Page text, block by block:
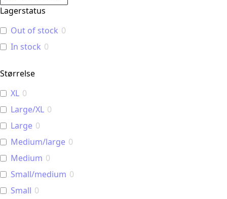
Lagerstatus
Out of stock 0
In stock 0
Størrelse
XL 0
Large/XL 0
Large 0
Medium/large 0
Medium 0
Small/medium 0
Small 0